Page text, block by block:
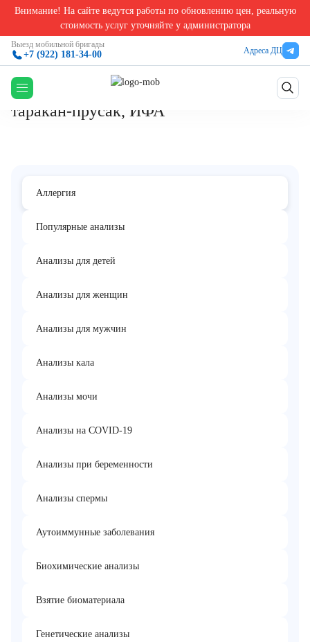
Внимание! На сайте ведутся работы по обновлению цен, реальную
стоимость услуг уточняйте у администратора
Выезд мобильной бригады
+7 (922) 181-34-00 Адреса ДЦ
Аллергологические анализы в Екатеринбурге Смесь аллергенов пыли hm1
Смесь аллергенов пыли hm1 (IgE):
домашняя пыль, Dermatophagoides
pteronyssinus, Dermatophagoides farinae,
таракан-прусак, ИФА
Аллергия
Популярные анализы
Анализы для детей
Анализы для женщин
Анализы для мужчин
Анализы кала
Анализы мочи
Анализы на COVID-19
Анализы при беременности
Анализы спермы
Аутоиммунные заболевания
Биохимические анализы
Взятие биоматериала
Генетические анализы